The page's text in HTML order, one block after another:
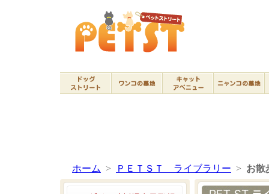
ホーム > ＰＥＴＳＴ ライブラリー > お散